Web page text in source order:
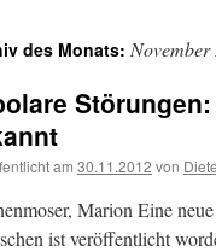
des Monats: November
am 30.11.2012 von
Marion Eine
ist veröffentlicht